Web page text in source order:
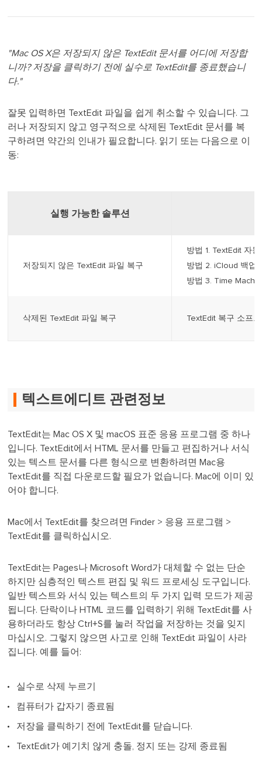
"Mac OS X은 저장되지 않은 TextEdit 문서를 어디에 저장합
니까? 저장을 클릭하기 전에 실수로 TextEdit를 종료했습니
다."
잘못 입력하면 TextEdit 파일을 쉽게 취소할 수 있습니다. 그
러나 저장되지 않고 영구적으로 삭제된 TextEdit 문서를 복
구하려면 약간의 인내가 필요합니다. 읽기 또는 다음으로 이
동:
실행 가능한 솔루션
저장되지 않은 TextEdit 파일 복구
방법 1. TextEdit 자
방법 2. iCloud 백업
방법 3. Time
삭제된 TextEdit 파일 복구 TextEdit 복구 소프
텍스트에디트 관련정보
TextEdit는 Mac OS X 및 macOS 표준 응용 프로그램 중 하나
입니다. TextEdit에서 HTML 문서를 만들고 편집하거나 서식
있는 텍스트 문서를 다른 형식으로 변환하려면 Mac용
TextEdit를 직접 다운로드할 필요가 없습니다. Mac에 이미 있
어야 합니다.
Mac에서 TextEdit를 찾으려면 Finder > 응용 프로그램 >
TextEdit를 클릭하십시오.
TextEdit는 Pages나 Microsoft Word가 대체할 수 없는 단순
하지만 심층적인 텍스트 편집 및 워드 프로세싱 도구입니다.
일반 텍스트와 서식 있는 텍스트의 두 가지 입력 모드가 제공
됩니다. 단락이나 HTML 코드를 입력하기 위해 TextEdit를 사
용하더라도 항상 Ctrl+S를 눌러 작업을 저장하는 것을 잊지
마십시오. 그렇지 않으면 사고로 인해 TextEdit 파일이 사라
집니다. 예를 들어:
실수로 삭제 누르기
컴퓨터가 갑자기 종료됨
저장을 클릭하기 전에 TextEdit를 닫습니다.
TextEdit가 예기치 않게 충돌, 정지 또는 강제 종료됨